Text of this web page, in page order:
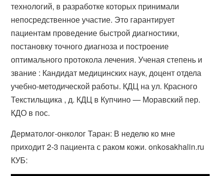
технологий, в разработке которых принимали
непосредственное участие. Это гарантирует
пациентам проведение быстрой диагностики,
постановку точного диагноза и построение
оптимального протокола лечения. Ученая степень и
звание : Кандидат медицинских наук, доцент отдела
учебно-методической работы. КДЦ на ул. Красного
Текстильщика , д. КДЦ в Купчино — Моравский пер.
КДО в пос.
Дерматолог-онколог Таран: В неделю ко мне
приходит 2-3 пациента с раком кожи. onkosakhalin.ru
КУБ: